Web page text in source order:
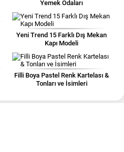
Yemek Odaları
Yeni Trend 15 Farklı Dış Mekan
Kapı Modeli
Filli Boya Pastel Renk Kartelası &
Tonları ve İsimleri